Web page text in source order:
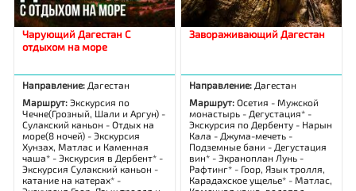
Чарующий Дагестан С
отдыхом на море
Направление: Дагестан
Маршрут:Экскурсия по
Чечне(Грозный, Шали и Аргун) -
Сулакский каньон - Отдых на
море(8 ночей) - Экскурсия
Хунзах, Матлас и Каменная
чаша* - Экскурсия в Дербент* -
Экскурсия Сулакский каньон -
катание на катерах* -
Завораживающий Дагестан
Направление: Дагестан
Маршрут:Осетия - Мужской
монастырь - Дегустация* -
Экскурсия по Дербенту - Нарын
Кала - Джума-мечеть -
Подземные бани - Дегустация
вин* - Экраноплан Лунь -
Рафтинг* - Гоор, Язык тролля,
Карадахское ущелье* - Матлас,